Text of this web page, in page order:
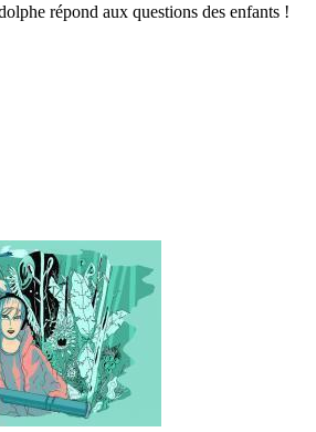
répond aux questions des enfants !